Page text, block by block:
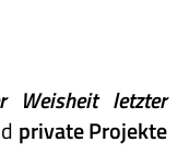
Weisheit letzter
privateProjekte